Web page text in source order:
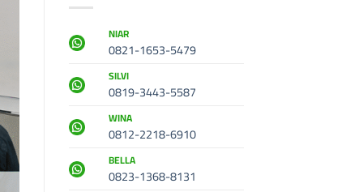
NIAR
0821-1653-5479
SILVI
0819-3443-5587
WINA
0812-2218-6910
BELLA
0823-1368-8131